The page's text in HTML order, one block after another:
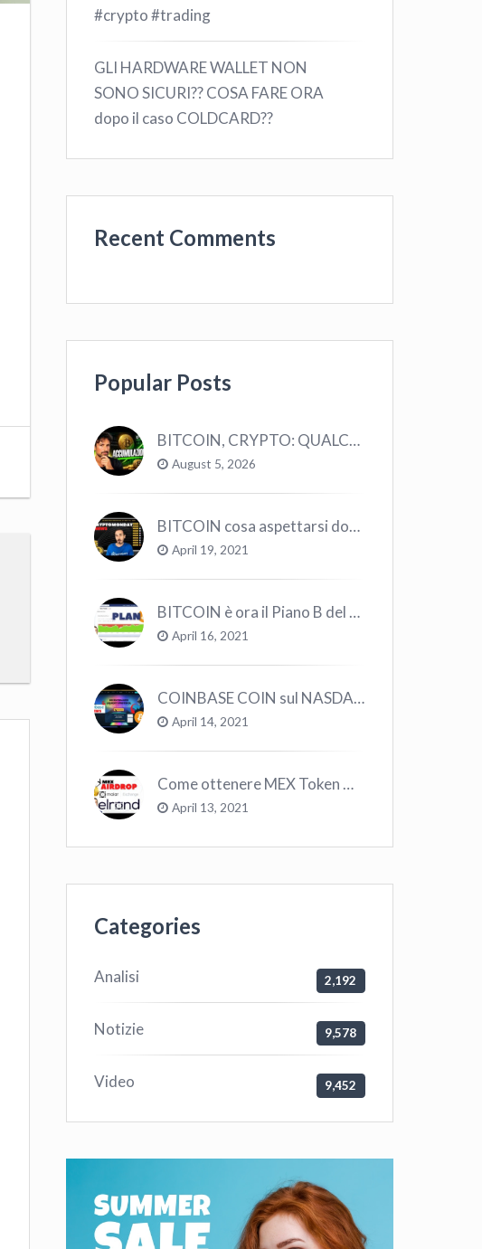
#crypto #trading
GLI HARDWARE WALLET NON
SONO SICURI?? COSA FARE ORA
dopo il caso COLDCARD??
Recent Comments
Popular Posts
BITCOIN, CRYPTO: QUALCOSA STA CAMBIANDO? (ASCOLTA…)
August 5, 2026
BITCOIN cosa aspettarsi dopo il “Crollo”? – CryptoMonday NEWS w16/’21
April 19, 2021
BITCOIN è ora il Piano B del Mondo
April 16, 2021
COINBASE COIN sul NASDAQ e le CRYPTO volano!
April 14, 2021
Come ottenere MEX Token GRATIS su Elrond ?
April 13, 2021
Categories
Analisi 2,192
Notizie 9,578
Video 9,452